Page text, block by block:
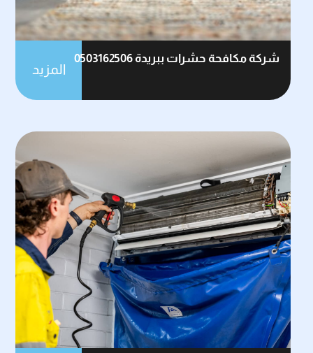
شركة مكافحة حشرات ببريدة 0503162506
المزيد